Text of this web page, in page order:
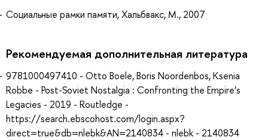
Социальные рамки памяти, Хальбвакс, М., 2007
Рекомендуемая дополнительная литература
9781000497410 - Otto Boele, Boris Noordenbos, Ksenia
Robbe - Post-Soviet Nostalgia : Confronting the Empire’s
Legacies - 2019 - Routledge -
https://search.ebscohost.com/login.aspx?
direct=true&db=nlebk&AN=2140834 - nlebk - 2140834